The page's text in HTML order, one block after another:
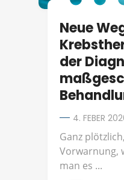
Neue
der
4. FEBER
Ganz
Vorwarnung,
man es ...